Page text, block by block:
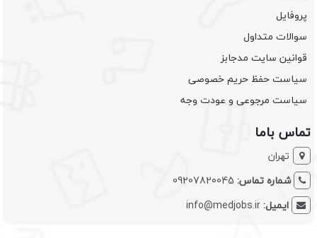
پروفایل
سوالات متداول
قوانین سایت مدجابز
سیاست حفظ حریم خصوصی
سیاست مرجوعی و عودت وجه
تماس باما
تهران
شماره تماس: 09207820045
ایمیل:info@medjobs.ir